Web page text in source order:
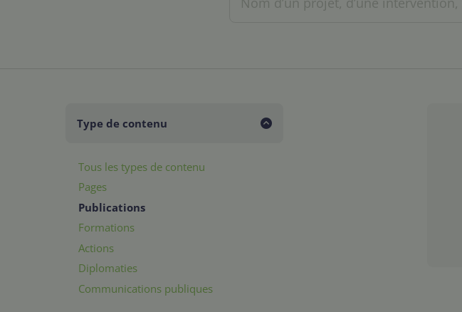
Type de contenu
Tous les types de contenu
Pages
Publications
Formations
Actions
Diplomaties
Communications publiques